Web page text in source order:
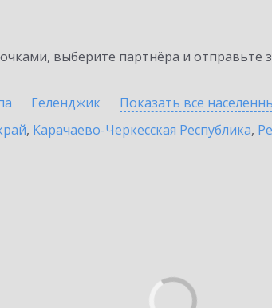
выберите партнёра и отправьте
Геленджик Показать все
, Карачаево-Черкесская Республика,